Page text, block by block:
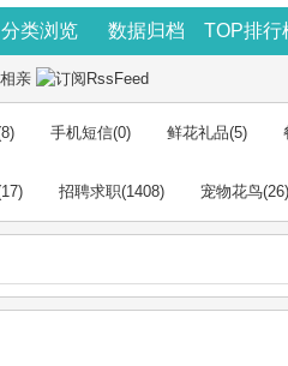
分类浏览 数据归档 TOP排行
亲
手机短信(0) 鲜花礼品(5)
招聘求职(1408) 宠物花鸟(26)